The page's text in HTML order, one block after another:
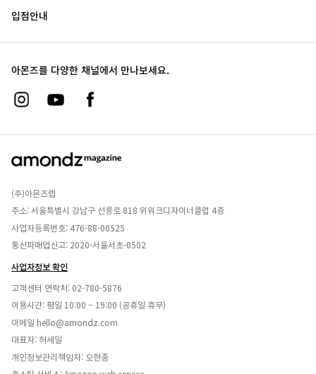
입점안내
아몬즈를 다양한 채널에서 만나보세요.
(주)아몬즈랩
주소: 서울특별시 강남구 선릉로 818 위워크디자이너클럽 4층
사업자등록번호: 476-88-00525
통신파매업신고: 2020-서울서초-0502
사업자정보 확인
고객센터 연락처: 02-780-5876
이용시간: 평일 10:00 ~ 19:00 (공휴일 휴무)
이메일 hello@amondz.com
대표자: 허세일
개인정보관리책임자: 오현종